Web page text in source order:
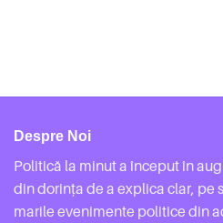
Despre Noi
Politică la minut a început în
din dorința de a explica clar, pe
marile evenimente politice din